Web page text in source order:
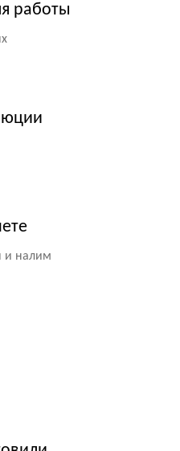
работы
и налим